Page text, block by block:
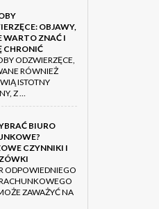
OBJAWY,
WARTO ZNAĆ I
CHRONIĆ
ODZWIERZĘCE,
RÓWNIEŻ
ISTOTNY
Z …
BIURO
CZYNNIKI I
ODPOWIEDNIEGO
ZAWAŻYĆ NA